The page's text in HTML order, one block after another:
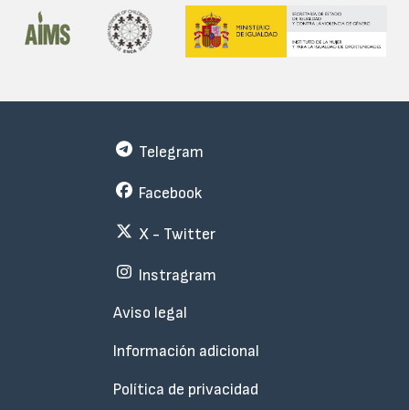
Subfooter
Telegram
Facebook
X - Twitter
Instragram
Aviso legal
Información adicional
Política de privacidad